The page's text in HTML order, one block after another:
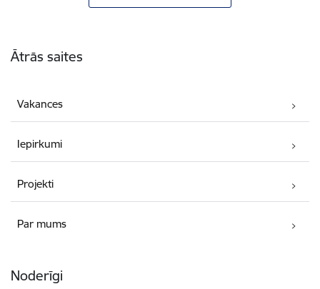
Ātrās saites
Vakances
Iepirkumi
Projekti
Par mums
Noderīgi